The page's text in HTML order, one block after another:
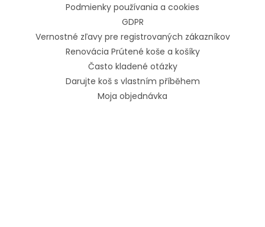
Podmienky používania a cookies
GDPR
Vernostné zľavy pre registrovaných zákazníkov
Renovácia Prútené koše a košíky
Často kladené otázky
Darujte koš s vlastním příběhem
Moja objednávka